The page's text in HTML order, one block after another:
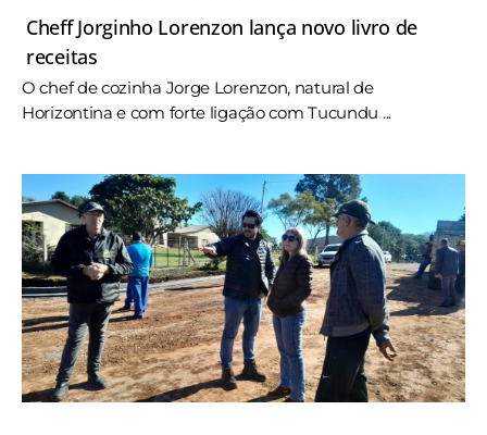
Cheff Jorginho Lorenzon lança novo livro de
receitas
O chef de cozinha Jorge Lorenzon, natural de
Horizontina e com forte ligação com Tucundu ...